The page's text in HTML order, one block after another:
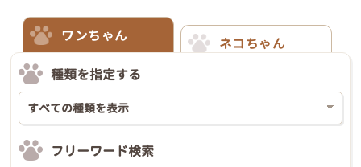
ワンちゃん
ネコちゃん
種類を指定する
フリーワード検索